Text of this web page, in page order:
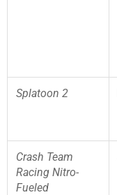
Splatoon 2
Crash Team
Racing Nitro-
Fueled